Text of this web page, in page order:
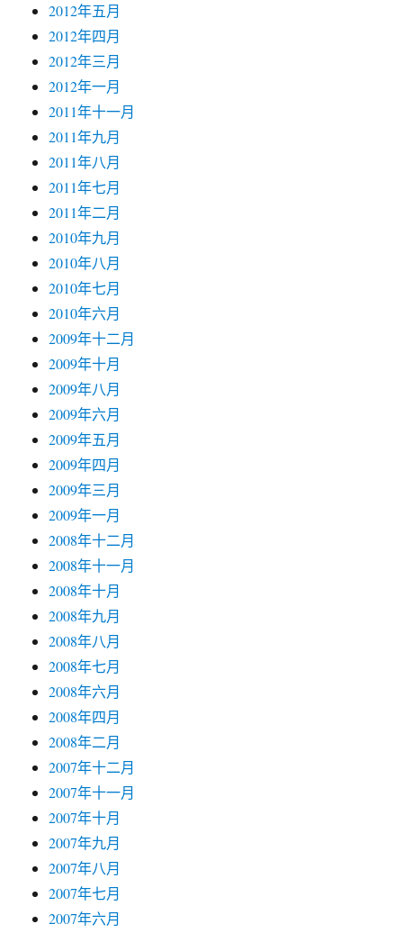
2012年五月
2012年四月
2012年三月
2012年一月
2011年十一月
2011年九月
2011年八月
2011年七月
2011年二月
2010年九月
2010年八月
2010年七月
2010年六月
2009年十二月
2009年十月
2009年八月
2009年六月
2009年五月
2009年四月
2009年三月
2009年一月
2008年十二月
2008年十一月
2008年十月
2008年九月
2008年八月
2008年七月
2008年六月
2008年四月
2008年二月
2007年十二月
2007年十一月
2007年十月
2007年九月
2007年八月
2007年七月
2007年六月